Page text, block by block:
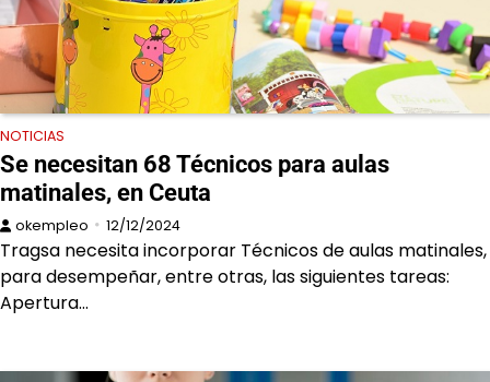
NOTICIAS
Se necesitan 68 Técnicos para aulas
matinales, en Ceuta
okempleo 12/12/2024
Tragsa necesita incorporar Técnicos de aulas matinales,
para desempeñar, entre otras, las siguientes tareas:
Apertura…